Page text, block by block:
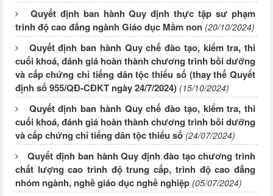
Quyết định ban hành Quy định thực tập sư phạm
trình độ cao đẳng ngành Giáo dục Mầm non (20/10/2024)
Quyết định ban hành Quy chế đào tạo, kiểm tra, thi
cuối khoá, đánh giá hoàn thành chương trình bồi dưỡng
và cấp chứng chỉ tiếng dân tộc thiểu số (thay thế Quyết
định số 955/QĐ-CĐKT ngày 24/7/2024) (15/10/2024)
Quyết định ban hành Quy chế đào tạo, kiểm tra, thi
cuối khoá, đánh giá hoàn thành chương trình bồi dưỡng
và cấp chứng chỉ tiếng dân tộc thiểu số (24/07/2024)
Quyết định ban hành Quy định đào tạo chương trình
chất lượng cao trình độ trung cấp, trình độ cao đẳng
nhóm ngành, nghề giáo dục nghề nghiệp (05/07/2024)